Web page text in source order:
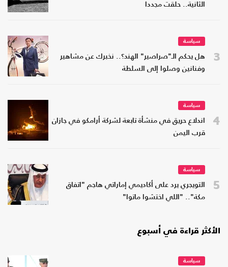
الثانية.. حلقت مجددا
3
سياسة
هل يحكم الـ"صراصير" الهند؟.. نخبرك عن مشاهير
وفنانين وصلوا إلى السلطة
4
سياسة
اندلاع حريق في منشأة تابعة لشركة أرامكو في جازان
قرب اليمن
5
سياسة
التويجري يرد على أكاديمي إماراتي هاجم "اتفاق
مكة".. "اللي اختشوا ماتوا"
الأكثر قراءة في أسبوع
سياسة